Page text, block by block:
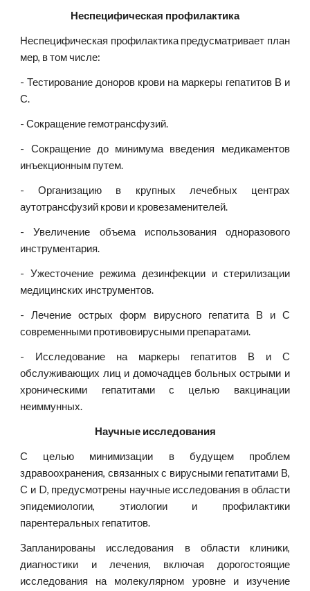
Неспецифическая профилактика
Неспецифическая профилактика предусматривает план
мер, в том числе:
- Тестирование доноров крови на маркеры гепатитов В и
С.
- Сокращение гемотрансфузий.
- Сокращение до минимума введения медикаментов
инъекционным путем.
- Организацию в крупных лечебных центрах
аутотрансфузий крови и кровезаменителей.
- Увеличение объема использования одноразового
инструментария.
- Ужесточение режима дезинфекции и стерилизации
медицинских инструментов.
- Лечение острых форм вирусного гепатита В и С
современными противовирусными препаратами.
- Исследование на маркеры гепатитов В и С
обслуживающих лиц и домочадцев больных острыми и
хроническими гепатитами с целью вакцинации
неиммунных.
Научные исследования
С целью минимизации в будущем проблем
здравоохранения, связанных с вирусными гепатитами В,
С и D, предусмотрены научные исследования в области
эпидемиологии, этиологии и профилактики
парентеральных гепатитов.
Запланированы исследования в области клиники,
диагностики и лечения, включая дорогостоящие
исследования на молекулярном уровне и изучение